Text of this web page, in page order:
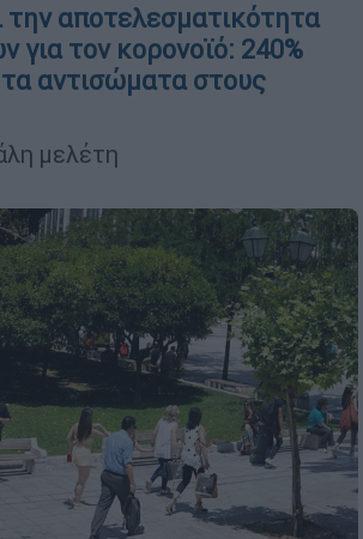
την αποτελεσματικότητα
για τον κορονοϊό: 240%
αντισώματα στους
μελέτη